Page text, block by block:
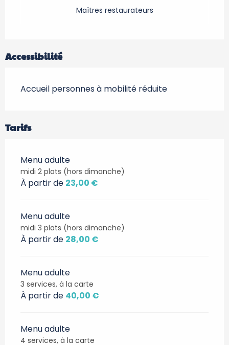
Maîtres restaurateurs
Accessibilité
Accueil personnes à mobilité réduite
Tarifs
Menu adulte
midi 2 plats (hors dimanche)
À partir de 23,00 €
Menu adulte
midi 3 plats (hors dimanche)
À partir de 28,00 €
Menu adulte
3 services, à la carte
À partir de 40,00 €
Menu adulte
4 services, à la carte